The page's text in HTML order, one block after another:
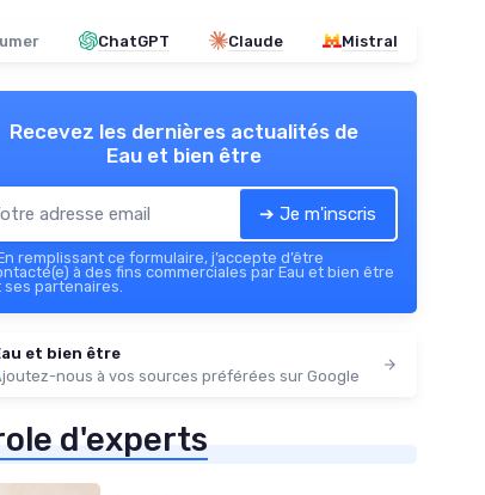
ChatGPT Claude Mistral
Recevez les dernières actualités de
Eau et bien être
➔ Je m'inscris
remplissant ce formulaire, j’accepte d’être
à des fins commerciales par Eau et bien être
ses partenaires.
et bien être
nous à vos sources préférées sur Google
d'experts